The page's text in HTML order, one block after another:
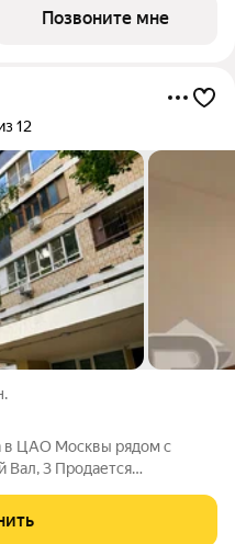
квартал ЭРА на
Позвоните мне
12
в ЦАО Москвы рядом с
район, ЦАО. Общая площадь